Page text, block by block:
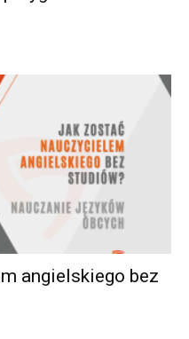
angielskiego bez